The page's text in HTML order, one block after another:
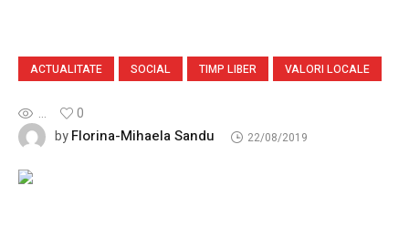
ACTUALITATE SOCIAL TIMP LIBER VALORI LOCALE
...
0
byFlorina-Mihaela Sandu 22/08/2019